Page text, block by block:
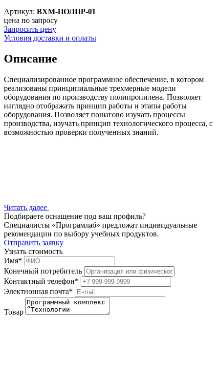
Артикул: ВХМ-ПОЛПР-01
цена по запросу
Запросить цену
Условия доставки и оплаты
Описание
Специализированное программное обеспечение, в котором
реализованы принципиальные трехмерные модели
оборудования по производству полипропилена. Позволяет
наглядно отображать принцип работы и этапы работы
оборудования. Позволяет пошагово изучать процессы
производства, изучать принцип технологического процесса, с
возможностью проверки полученных знаний.
Читать далее
Подбираете оснащение под ваш профиль?
Специалисты «Програмлаб» предложат индивидуальные
рекомендации по выбору учебных продуктов.
Отправить заявку
Узнать стоимость
Имя*
Конечный потребитель
Контактный телефон*
Электнонная почта*
Товар